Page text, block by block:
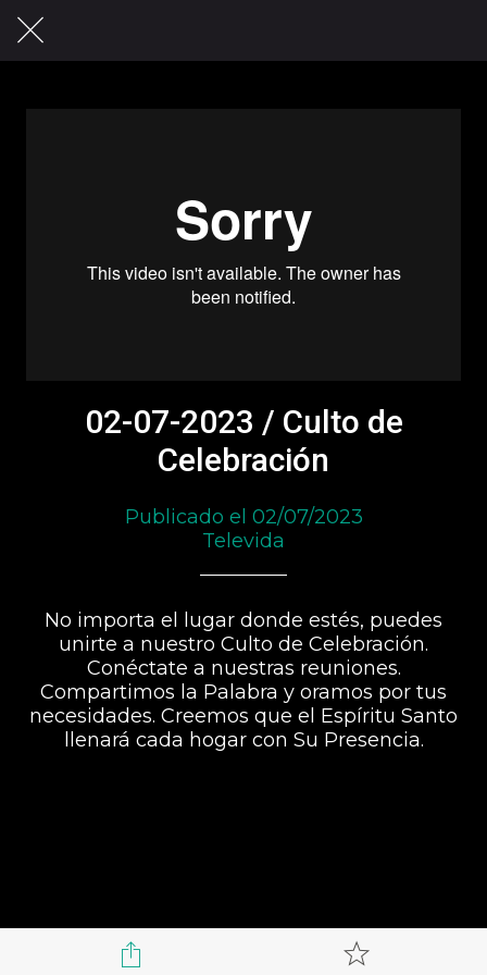
02-07-2023 / Culto de
Celebración
Publicado el 02/07/2023
Televida
No importa el lugar donde estés, puedes
unirte a nuestro Culto de Celebración.
Conéctate a nuestras reuniones.
Compartimos la Palabra y oramos por tus
necesidades. Creemos que el Espíritu Santo
llenará cada hogar con Su Presencia.